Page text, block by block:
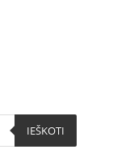
IEŠKOTI